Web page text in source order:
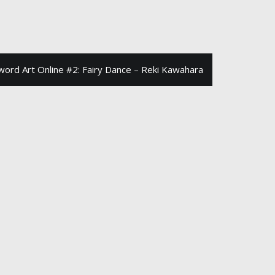
Art Online #2: Fairy Dance – Reki Kawahara